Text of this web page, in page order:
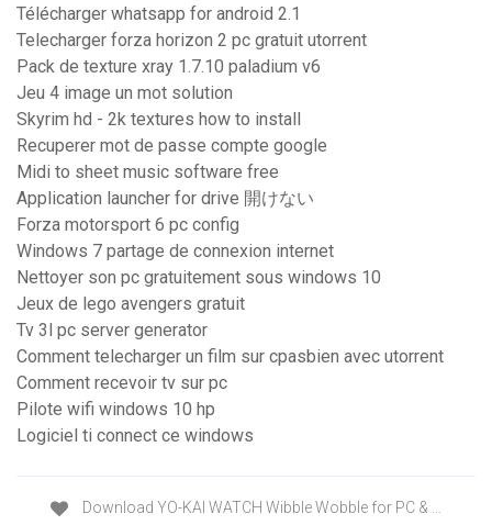
Télécharger whatsapp for android 2.1
Telecharger forza horizon 2 pc gratuit utorrent
Pack de texture xray 1.7.10 paladium v6
Jeu 4 image un mot solution
Skyrim hd - 2k textures how to install
Recuperer mot de passe compte google
Midi to sheet music software free
Application launcher for drive 開けない
Forza motorsport 6 pc config
Windows 7 partage de connexion internet
Nettoyer son pc gratuitement sous windows 10
Jeux de lego avengers gratuit
Tv 3l pc server generator
Comment telecharger un film sur cpasbien avec utorrent
Comment recevoir tv sur pc
Pilote wifi windows 10 hp
Logiciel ti connect ce windows
Download YO-KAI WATCH Wibble Wobble for PC & …